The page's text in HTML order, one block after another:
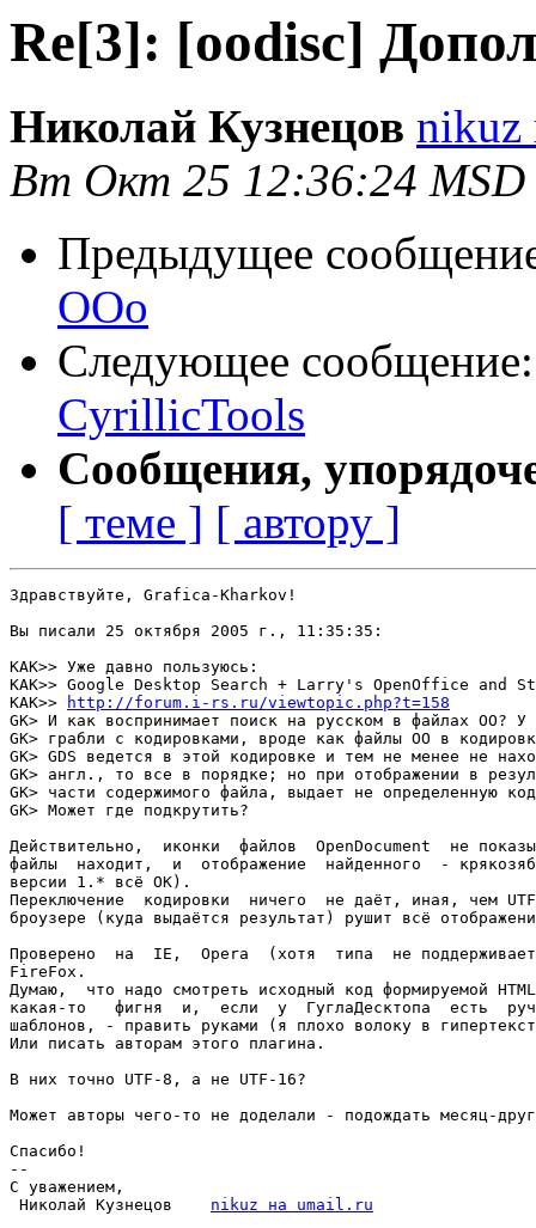
Re[3]: [oodisc]
Николай Кузнецов nikuz
Вт Окт 25 12:36:24 MSD
Предыдущее
ООо
Следующее
CyrillicTools
Сообщения,
[ теме ] [ автору ]
Здравствуйте, Grafica-Kharkov!
Вы писали 25 октября 2005 г., 11:35:35:
КАК>> Уже давно пользуюсь:
КАК>> Google Desktop Search + Larry's OpenOffice and
КАК>>
http://forum.i-rs.ru/viewtopic.php?t=158
GK> И как воспринимает поиск на русском в файлах ОО? У
GK> грабли с кодировками, вроде как файлы ОО в
GK> GDS ведется в этой кодировке и тем не менее не
GK> англ., то все в порядке; но при отображении в
GK> части содержимого файла, выдает не определенную
GK> Может где подкрутить?
Действительно,  иконки  файлов  OpenDocument  не
файлы  находит,  и  отображение  найденного  -
версии 1.* всё ОК).
Переключение  кодировки  ничего  не даёт, иная, чем
броузере (куда выдаётся результат) рушит всё
Проверено  на  IE,  Opera  (хотя  типа  не
FireFox.
Думаю,  что надо смотреть исходный код формируемой
какая-то   фигня  и,  если  у  ГуглаДесктопа  есть
шаблонов, - править руками (я плохо волоку в
Или писать авторам этого плагина.
В них точно UTF-8, а не UTF-16?
Может авторы чего-то не доделали - подождать месяц-
Спасибо!
--
С уважением,
Николай Кузнецов nikuz на umail.ru